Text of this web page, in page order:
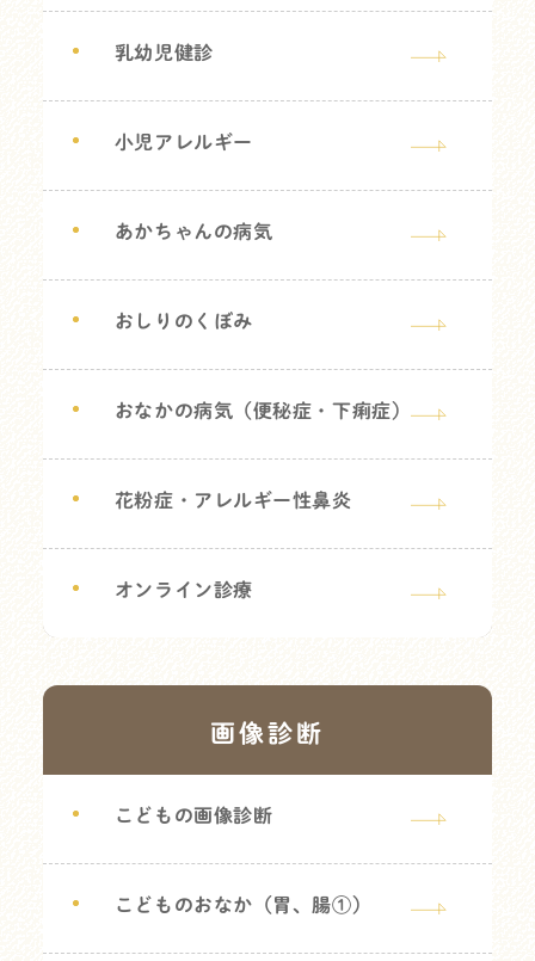
乳幼児健診
小児アレルギー
あかちゃんの病気
おしりのくぼみ
おなかの病気（便秘症・下痢症）
花粉症・アレルギー性鼻炎
オンライン診療
画像診断
こどもの画像診断
こどものおなか（胃、腸①）